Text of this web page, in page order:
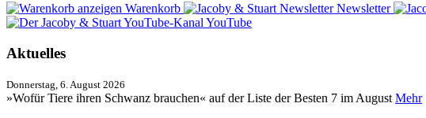
Warenkorb Newsletter
YouTube
Aktuelles
Donnerstag, 6. August 2026
»Wofür Tiere ihren Schwanz brauchen« auf der Liste der Besten 7 im August Mehr